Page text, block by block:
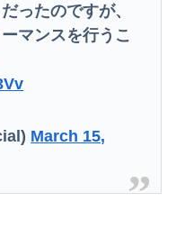
ったのですが、
マンスを行うこ
March 15,